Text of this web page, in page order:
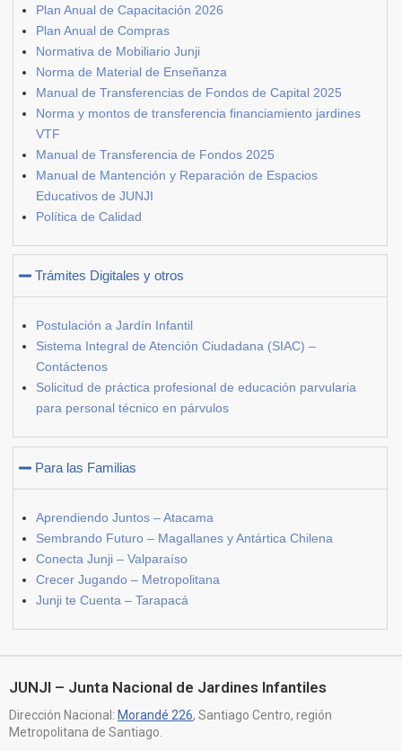
Plan Anual de Capacitación 2026
Plan Anual de Compras
Normativa de Mobiliario Junji
Norma de Material de Enseñanza
Manual de Transferencias de Fondos de Capital 2025
Norma y montos de transferencia financiamiento jardines
VTF
Manual de Transferencia de Fondos 2025
Manual de Mantención y Reparación de Espacios
Educativos de JUNJI
Política de Calidad
Trámites Digitales y otros
Postulación a Jardín Infantil
Sistema Integral de Atención Ciudadana (SIAC) –
Contáctenos
Solicitud de práctica profesional de educación parvularia
para personal técnico en párvulos
Para las Familias
Aprendiendo Juntos – Atacama
Sembrando Futuro – Magallanes y Antártica Chilena
Conecta Junji – Valparaíso
Crecer Jugando – Metropolitana
Junji te Cuenta – Tarapacá
JUNJI – Junta Nacional de Jardines Infantiles
Dirección Nacional: Morandé 226, Santiago Centro, región
Metropolitana de Santiago.